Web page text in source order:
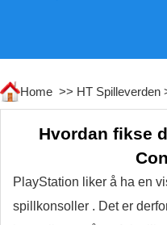
Home >> HT Spilleverden
Hvordan fikse
PlayStation liker å ha en
spillkonsoller . Det er